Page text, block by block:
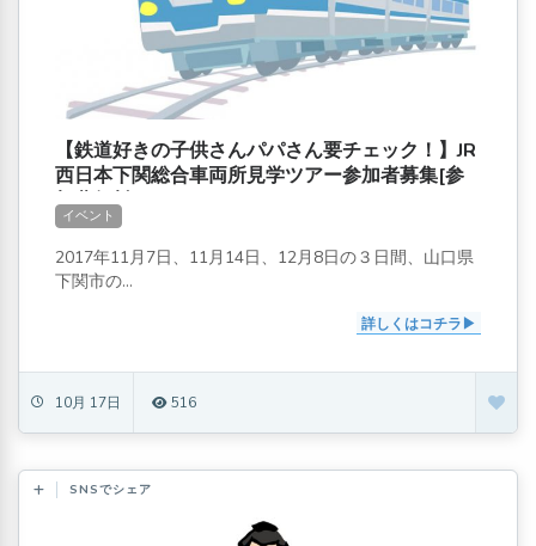
【鉄道好きの子供さんパパさん要チェック！】JR
西日本下関総合車両所見学ツアー参加者募集[参
加費無料]
イベント
2017年11月7日、11月14日、12月8日の３日間、山口県
下関市の...
詳しくはコチラ
10月 17日 516
SNSでシェア